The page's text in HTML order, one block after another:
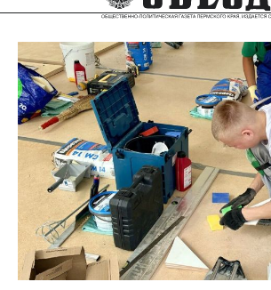
80 лет Победы
Молодежная столица РФ
СВО
Выборы в Пермском крае
Социальная поддержка
Инфраструктура
Благоустройство